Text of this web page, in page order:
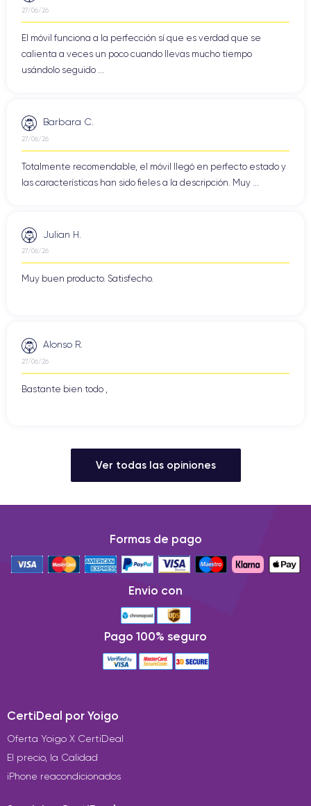
27/06/26
El móvil funciona a la perfección sí que es verdad que se
calienta a veces un poco cuando llevas mucho tiempo
usándolo seguido ...
Barbara C.
27/06/26
Totalmente recomendable, el móvil llegó en perfecto estado y
las características han sido fieles a la descripción. Muy ...
Julian H.
27/06/26
Muy buen producto. Satisfecho.
Alonso R.
27/06/26
Bastante bien todo ,
Ver todas las opiniones
Formas de pago
Envio con
Pago 100% seguro
CertiDeal por Yoigo
Oferta Yoigo X CertiDeal
El precio, la Calidad
iPhone reacondicionados